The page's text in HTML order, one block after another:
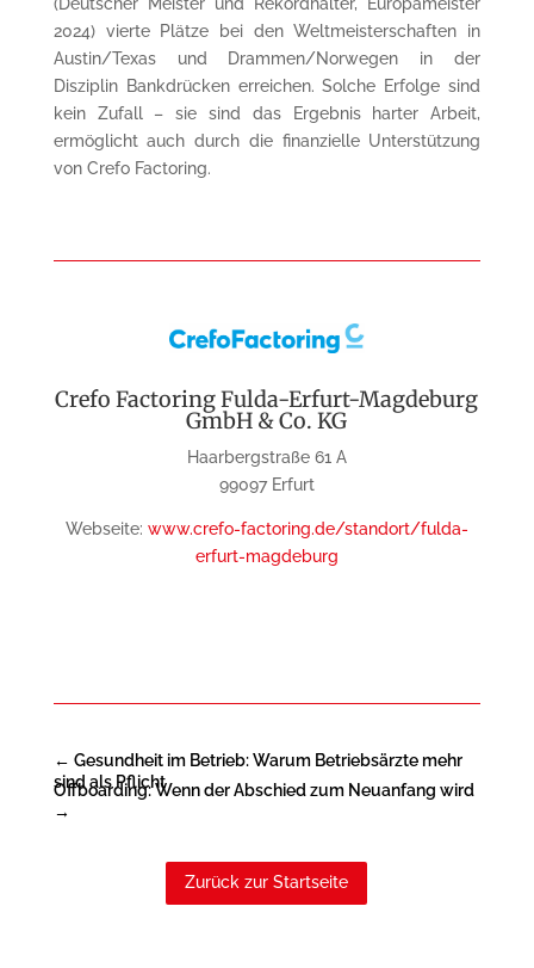
2024) vierte Plätze bei den Weltmeisterschaften in
Austin/Texas und Drammen/Norwegen in der
Disziplin Bankdrücken erreichen. Solche Erfolge sind
kein Zufall – sie sind das Ergebnis harter Arbeit,
ermöglicht auch durch die finanzielle Unterstützung
von Crefo Factoring.
Crefo Factoring Fulda-Erfurt-Magdeburg
GmbH & Co. KG
Haarbergstraße 61 A
99097 Erfurt
Webseite: www.crefo-factoring.de/standort/fulda-
erfurt-magdeburg
← Gesundheit im Betrieb: Warum Betriebsärzte mehr
sind als Pflicht
Offboarding: Wenn der Abschied zum Neuanfang wird
→
Zurück zur Startseite